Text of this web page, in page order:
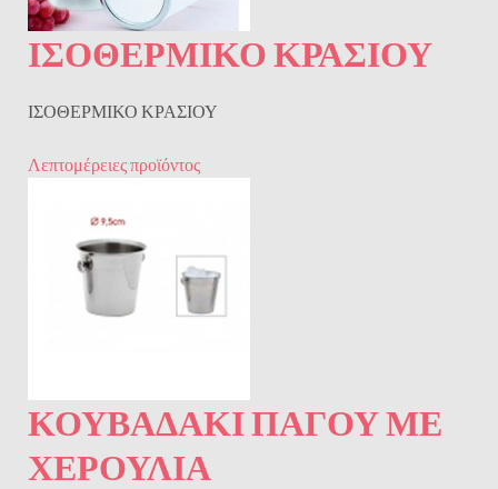
ΙΣΟΘΕΡΜΙΚΟ ΚΡΑΣΙΟΥ
ΙΣΟΘΕΡΜΙΚΟ ΚΡΑΣΙΟΥ
Λεπτομέρειες προϊόντος
ΚΟΥΒΑΔΆΚΙ ΠΆΓΟΥ ΜΕ
ΧΕΡΟΎΛΙΑ